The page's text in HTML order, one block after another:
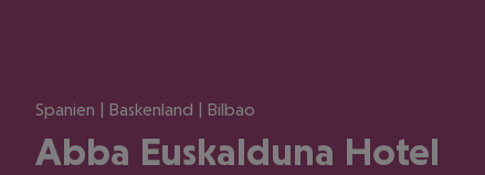
Spanien | Baskenland | Bilbao
Abba Euskalduna Hotel